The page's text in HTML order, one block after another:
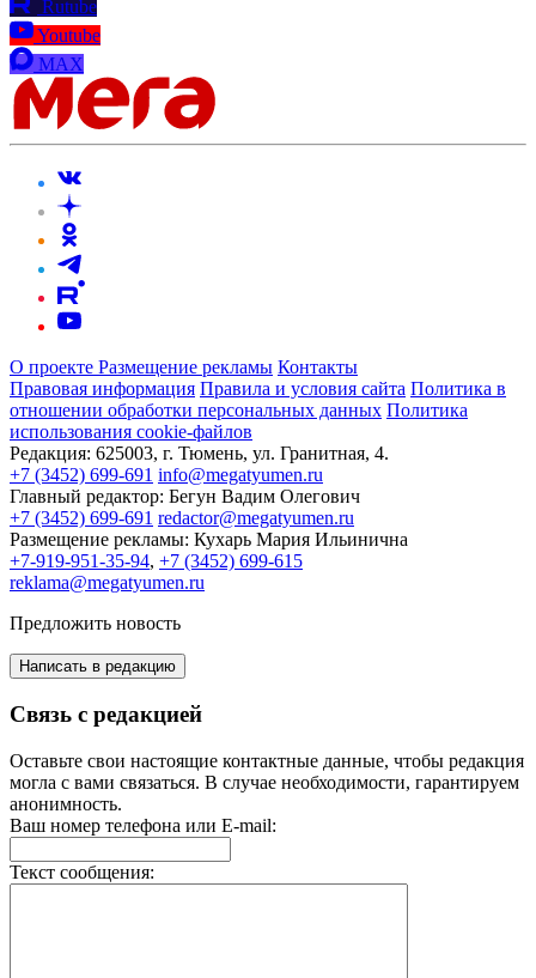
Rutube
Youtube
MAX
О проекте Размещение рекламы Контакты
Правовая информация Правила и условия сайта Политика в
отношении обработки персональных данных Политика
использования cookie-файлов
Редакция: 625003, г. Тюмень, ул. Гранитная, 4.
+7 (3452) 699-691 info@megatyumen.ru
Главный редактор: Бегун Вадим Олегович
+7 (3452) 699-691 redactor@megatyumen.ru
Размещение рекламы: Кухарь Мария Ильинична
+7-919-951-35-94, +7 (3452) 699-615
reklama@megatyumen.ru
Предложить новость
Написать в редакцию
Связь с редакцией
Оставьте свои настоящие контактные данные, чтобы редакция
могла с вами связаться. В случае необходимости, гарантируем
анонимность.
Ваш номер телефона или E-mail:
Текст сообщения: